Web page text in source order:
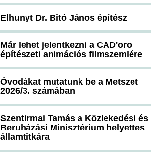
Elhunyt Dr. Bitó János építész
Már lehet jelentkezni a CAD'oro
építészeti animációs filmszemlére
Óvodákat mutatunk be a Metszet
2026/3. számában
Szentirmai Tamás a Közlekedési és
Beruházási Minisztérium helyettes
államtitkára